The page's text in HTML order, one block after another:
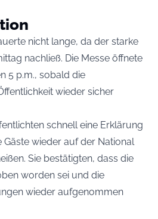
nicht lange, da der starke
nachließ. Die Messe öffnete
5 p.m., sobald die
wieder sicher
schnell eine Erklärung
wieder auf der National
Sie bestätigten, dass die
worden sei und die
wieder aufgenommen